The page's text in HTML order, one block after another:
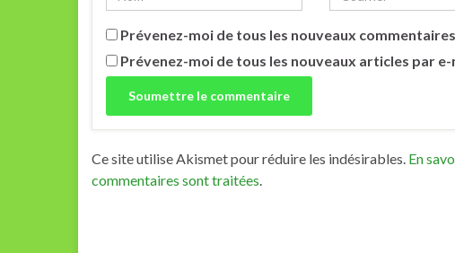
Prévenez-moi de tous les nouveaux
Prévenez-moi de tous les nouveaux articles par e-
Ce site utilise Akismet pour réduire les indésirables. En
commentaires sont traitées.